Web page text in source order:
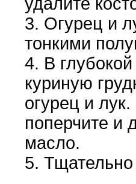
Огурец и
тонкими
В
куриную
огурец и
поперчите и
масло.